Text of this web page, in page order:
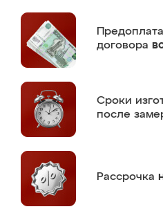
Предоплата
договора
Сроки
после
Рассрочка